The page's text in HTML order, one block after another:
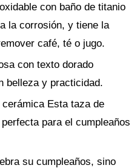
con baño de titanio
la corrosión, y tiene la
café, té o jugo.
con texto dorado
belleza y practicidad.
Esta taza de
para el cumpleaños
su cumpleaños, sino